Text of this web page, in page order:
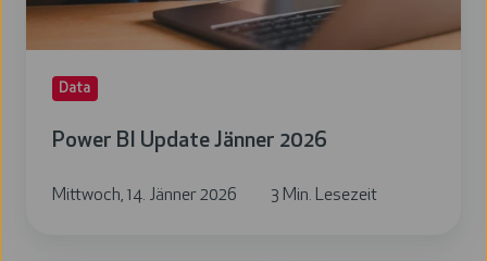
Data
Power BI Update Jänner 2026
Mittwoch, 14. Jänner 2026 3 Min. Lesezeit